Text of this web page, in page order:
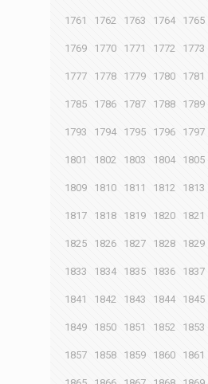
1761 1762 1763 1764 1765
1769 1770 1771 1772 1773
1777 1778 1779 1780 1781
1785 1786 1787 1788 1789
1793 1794 1795 1796 1797
1801 1802 1803 1804 1805
1809 1810 1811 1812 1813
1817 1818 1819 1820 1821
1825 1826 1827 1828 1829
1833 1834 1835 1836 1837
1841 1842 1843 1844 1845
1849 1850 1851 1852 1853
1857 1858 1859 1860 1861